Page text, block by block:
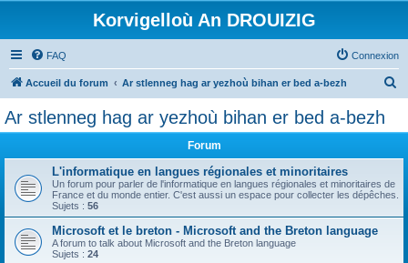
Korvigelloù An DROUIZIG
FAQ Connexion
Accueil du forum Ar stlenneg hag ar yezhoù bihan er bed a-bezh
Ar stlenneg hag ar yezhoù bihan er bed a-bezh
Forum
L'informatique en langues régionales et minoritaires
Un forum pour parler de l'informatique en langues régionales et minoritaires de
France et du monde entier. C'est aussi un espace pour collecter les dépêches.
Sujets : 56
Microsoft et le breton - Microsoft and the Breton language
A forum to talk about Microsoft and the Breton language
Sujets : 24